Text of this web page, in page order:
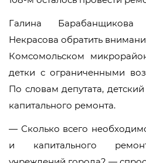
Галина Барабанщикова
Некрасова обратить
Комсомольском
детки с ограниченными
По словам депутата,
капитального ремонта.
— Сколько всего
и капитального